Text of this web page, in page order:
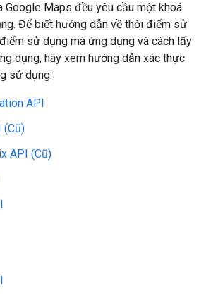
Google Maps đều yêu cầu một khoá
Để biết hướng dẫn về thời điểm sử
sử dụng mã ứng dụng và cách lấy
dụng, hãy xem hướng dẫn xác thực
sử dụng:
API
(Cũ)
API (Cũ)